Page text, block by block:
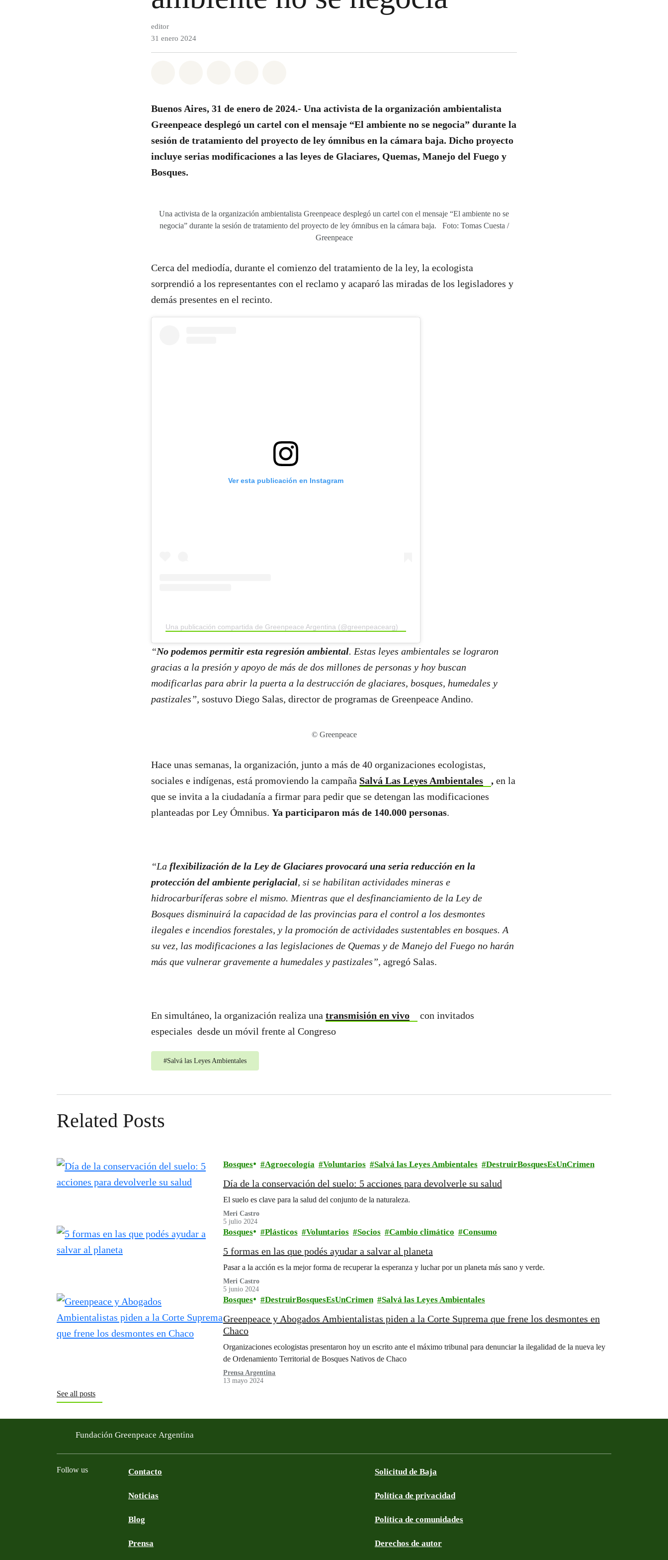
editor
31 enero 2024
Buenos Aires, 31 de enero de 2024.- Una activista de la organización ambientalista
Greenpeace desplegó un cartel con el mensaje “El ambiente no se negocia” durante la
sesión de tratamiento del proyecto de ley ómnibus en la cámara baja. Dicho proyecto
incluye serias modificaciones a las leyes de Glaciares, Quemas, Manejo del Fuego y
Bosques.
Una activista de la organización ambientalista Greenpeace desplegó un cartel con el mensaje “El ambiente no se
negocia” durante la sesión de tratamiento del proyecto de ley ómnibus en la cámara baja. Foto: Tomas Cuesta /
Greenpeace
Cerca del mediodía, durante el comienzo del tratamiento de la ley, la ecologista
sorprendió a los representantes con el reclamo y acaparó las miradas de los legisladores y
demás presentes en el recinto.
Ver esta publicación en Instagram
Una publicación compartida de Greenpeace Argentina (@greenpeacearg)
“No podemos permitir esta regresión ambiental. Estas leyes ambientales se lograron
gracias a la presión y apoyo de más de dos millones de personas y hoy buscan
modificarlas para abrir la puerta a la destrucción de glaciares, bosques, humedales y
pastizales”, sostuvo Diego Salas, director de programas de Greenpeace Andino.
© Greenpeace
Hace unas semanas, la organización, junto a más de 40 organizaciones ecologistas,
sociales e indígenas, está promoviendo la campaña Salvá Las Leyes Ambientales ,en la
que se invita a la ciudadanía a firmar para pedir que se detengan las modificaciones
planteadas por Ley Ómnibus. Ya participaron más de 140.000 personas.
“La flexibilización de la Ley de Glaciares provocará una seria reducción en la
protección del ambiente periglacial, si se habilitan actividades mineras e
hidrocarburíferas sobre el mismo. Mientras que el desfinanciamiento de la Ley de
Bosques disminuirá la capacidad de las provincias para el control a los desmontes
ilegales e incendios forestales, y la promoción de actividades sustentables en bosques. A
su vez, las modificaciones a las legislaciones de Quemas y de Manejo del Fuego no harán
más que vulnerar gravemente a humedales y pastizales”, agregó Salas.
En simultáneo, la organización realiza una transmisión en vivo
con invitados
especiales desde un móvil frente al Congreso
#Salvá las Leyes Ambientales
Related Posts
Bosques Agroecología Voluntarios Salvá las Leyes Ambientales DestruirBosquesEsUnCrimen
Día de la conservación del suelo: 5 acciones para devolverle su salud
El suelo es clave para la salud del conjunto de la naturaleza.
Meri Castro
5 julio 2024
Bosques Plásticos Voluntarios Socios Cambio climático Consumo
5 formas en las que podés ayudar a salvar al planeta
Pasar a la acción es la mejor forma de recuperar la esperanza y luchar por un planeta más sano y verde.
Meri Castro
5 junio 2024
Bosques DestruirBosquesEsUnCrimen Salvá las Leyes Ambientales
Greenpeace y Abogados Ambientalistas piden a la Corte Suprema que frene los desmontes en
Chaco
Organizaciones ecologistas presentaron hoy un escrito ante el máximo tribunal para denunciar la ilegalidad de la nueva ley
de Ordenamiento Territorial de Bosques Nativos de Chaco
Prensa Argentina
13 mayo 2024
See all posts
Fundación Greenpeace Argentina
Follow us Contacto
Noticias
Blog
Prensa
Solicitud de Baja
Política de privacidad
Política de comunidades
Derechos de autor